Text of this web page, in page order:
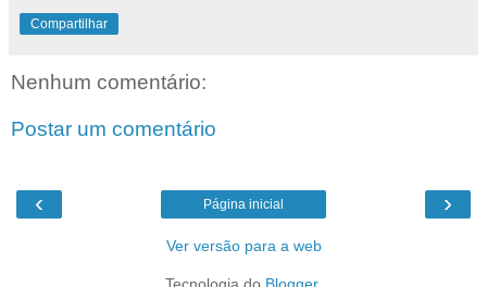
Compartilhar
Nenhum comentário:
Postar um comentário
‹ ›
Página inicial
Ver versão para a web
Tecnologia do Blogger.